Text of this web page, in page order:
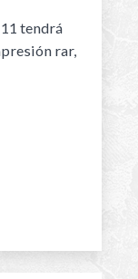
tendrá
rar,